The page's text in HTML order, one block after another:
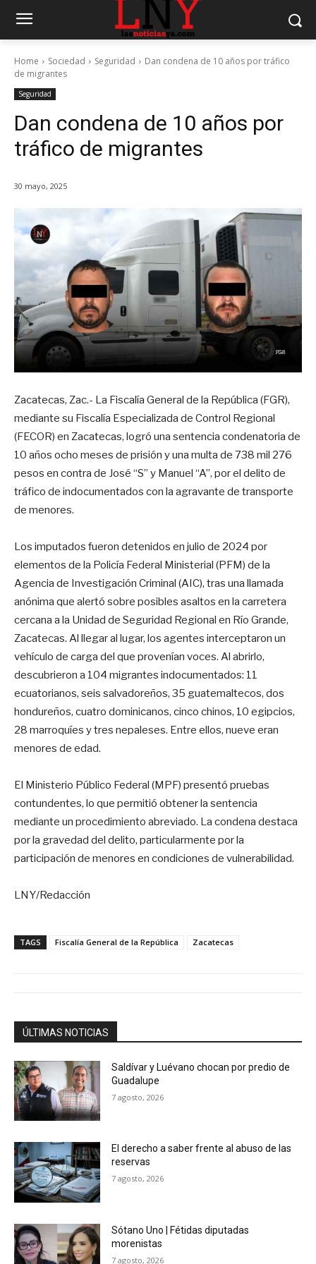
Home Sociedad Seguridad
Dan condena de 10 años por tráfico
de migrantes
Seguridad
Dan condena de 10 años por
tráfico de migrantes
30 mayo, 2025
Zacatecas, Zac.- La Fiscalía General de la República (FGR),
mediante su Fiscalía Especializada de Control Regional
(FECOR) en Zacatecas, logró una sentencia condenatoria de
10 años ocho meses de prisión y una multa de 738 mil 276
pesos en contra de José “S” y Manuel “A”, por el delito de
tráfico de indocumentados con la agravante de transporte
de menores.
Los imputados fueron detenidos en julio de 2024 por
elementos de la Policía Federal Ministerial (PFM) de la
Agencia de Investigación Criminal (AIC), tras una llamada
anónima que alertó sobre posibles asaltos en la carretera
cercana a la Unidad de Seguridad Regional en Río Grande,
Zacatecas. Al llegar al lugar, los agentes interceptaron un
vehículo de carga del que provenían voces. Al abrirlo,
descubrieron a 104 migrantes indocumentados: 11
ecuatorianos, seis salvadoreños, 35 guatemaltecos, dos
hondureños, cuatro dominicanos, cinco chinos, 10 egipcios,
28 marroquíes y tres nepaleses. Entre ellos, nueve eran
menores de edad.
El Ministerio Público Federal (MPF) presentó pruebas
contundentes, lo que permitió obtener la sentencia
mediante un procedimiento abreviado. La condena destaca
por la gravedad del delito, particularmente por la
participación de menores en condiciones de vulnerabilidad.
LNY/Redacción
TAGS Fiscalía General de la República Zacatecas
ÚLTIMAS NOTICIAS
Saldívar y Luévano chocan por predio de
Guadalupe
7 agosto, 2026
El derecho a saber frente al abuso de las
reservas
7 agosto, 2026
Sótano Uno | Fétidas diputadas
morenistas
7 agosto, 2026